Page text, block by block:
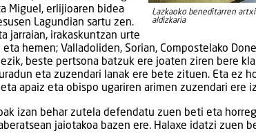
Lazkaoko beneditarren
aldizkaria
Miguel, erlijioaren bidea
Lagundian sartu zen.
jarraian, irakaskuntzan urte
hemen; Valladoliden, Sorian, Compostelako
beste pertsona batzuk ere joaten ziren bere
eta zuzendari lanak ere bete zituen. Eta ez
apaiz eta obispo ugariren arimen zuzendari ere
izan behar zutela defendatu zuen beti eta
jaiotakoa bazen ere. Halaxe idatzi zuen